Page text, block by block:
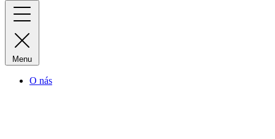
Menu
O nás